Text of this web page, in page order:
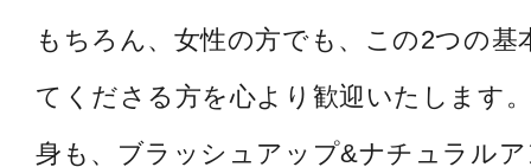
もちろん、女性の方でも、この2つの基
てくださる方を心より歓迎いたします
身も、ブラッシュアップ&ナチュラル